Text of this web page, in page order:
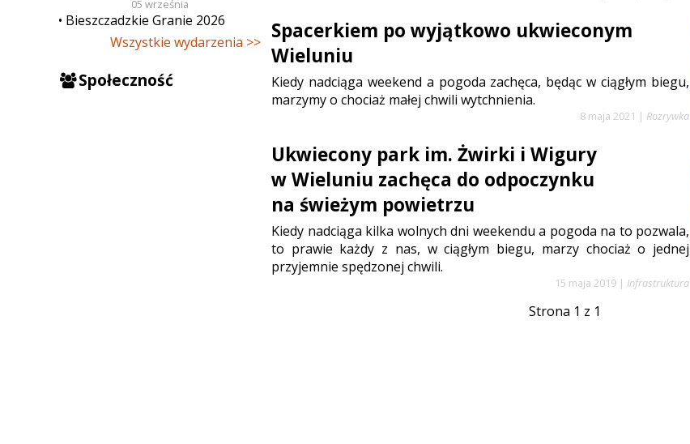
05 września
Bieszczadzkie Granie 2026
Wszystkie wydarzenia >>
Społeczność
Spacerkiem po wyjątkowo ukwieconym
Wieluniu
Kiedy nadciąga weekend a pogoda zachęca, będąc w ciągłym biegu,
marzymy o chociaż małej chwili wytchnienia.
8 maja 2021 | Rozrywka
Ukwiecony park im. Żwirki i Wigury
w Wieluniu zachęca do odpoczynku
na świeżym powietrzu
Kiedy nadciąga kilka wolnych dni weekendu a pogoda na to pozwala,
to prawie każdy z nas, w ciągłym biegu, marzy chociaż o jednej
przyjemnie spędzonej chwili.
15 maja 2019 | Infrastruktura
Strona 1 z 1